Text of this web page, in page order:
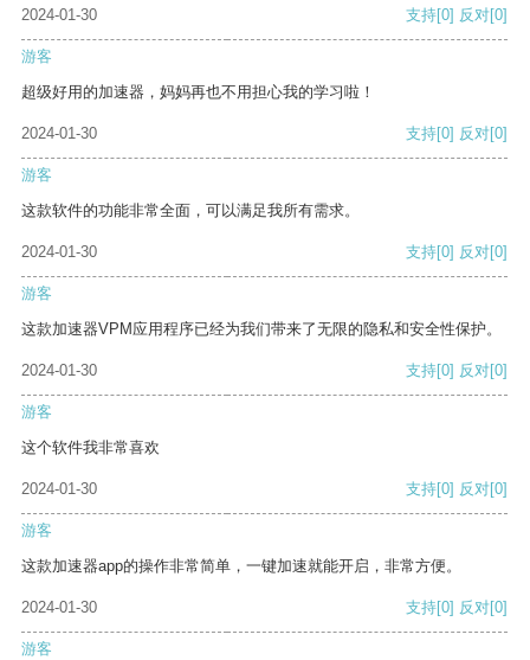
2024-01-30
支持[0] 反对[0]
游客
超级好用的加速器，妈妈再也不用担心我的学习啦！
2024-01-30 支持[0] 反对[0]
游客
这款软件的功能非常全面，可以满足我所有需求。
2024-01-30 支持[0] 反对[0]
游客
这款加速器VPM应用程序已经为我们带来了无限的隐私和安全性保护。
2024-01-30 支持[0] 反对[0]
游客
这个软件我非常喜欢
2024-01-30 支持[0] 反对[0]
游客
这款加速器app的操作非常简单，一键加速就能开启，非常方便。
2024-01-30 支持[0] 反对[0]
游客